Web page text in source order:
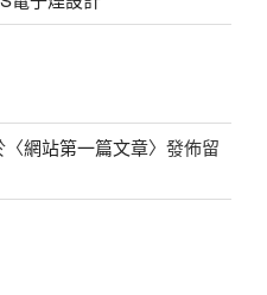
〈網站第一篇文章〉發佈留